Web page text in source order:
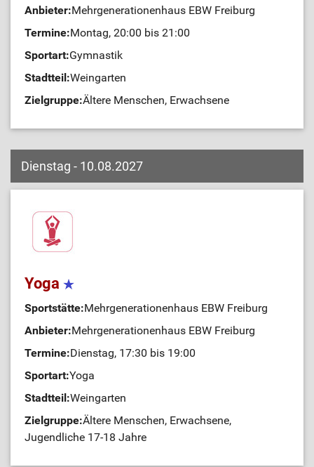
Anbieter:Mehrgenerationenhaus EBW Freiburg
Termine:Montag, 20:00 bis 21:00
Sportart:Gymnastik
Stadtteil:Weingarten
Zielgruppe:Ältere Menschen, Erwachsene
Dienstag - 10.08.2027
Yoga
Sportstätte:Mehrgenerationenhaus EBW Freiburg
Anbieter:Mehrgenerationenhaus EBW Freiburg
Termine:Dienstag, 17:30 bis 19:00
Sportart:Yoga
Stadtteil:Weingarten
Zielgruppe:Ältere Menschen, Erwachsene,
Jugendliche 17-18 Jahre